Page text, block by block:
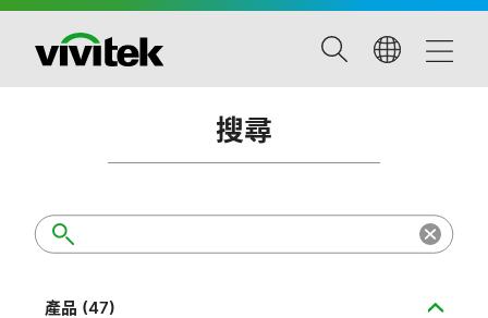
搜尋
產品 (47)